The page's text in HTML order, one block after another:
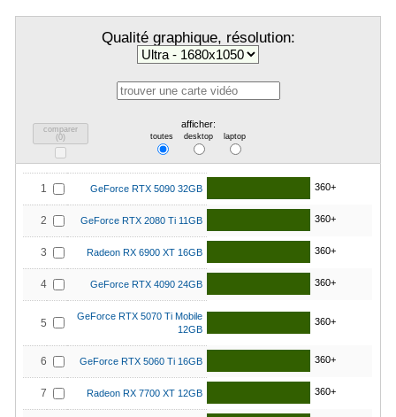
Qualité graphique, résolution:
comparer
(0)
afficher:
toutes desktop laptop
1 GeForce RTX 5090 32GB 360+
2 GeForce RTX 2080 Ti 11GB 360+
3 Radeon RX 6900 XT 16GB 360+
4 GeForce RTX 4090 24GB 360+
5
GeForce RTX 5070 Ti Mobile
12GB
360+
6 GeForce RTX 5060 Ti 16GB 360+
7 Radeon RX 7700 XT 12GB 360+